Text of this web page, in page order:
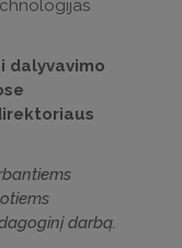
dalyvavimo
darbą.